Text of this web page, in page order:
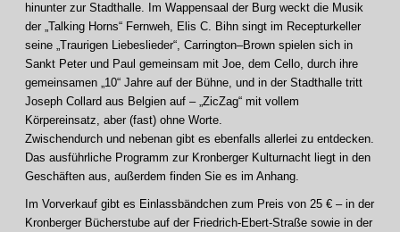
hinunter zur Stadthalle. Im Wappensaal der Burg weckt die Musik
der „Talking Horns“ Fernweh, Elis C. Bihn singt im Recepturkeller
seine „Traurigen Liebeslieder“, Carrington–Brown spielen sich in
Sankt Peter und Paul gemeinsam mit Joe, dem Cello, durch ihre
gemeinsamen „10“ Jahre auf der Bühne, und in der Stadthalle tritt
Joseph Collard aus Belgien auf – „ZicZag“ mit vollem
Körpereinsatz, aber (fast) ohne Worte.
Zwischendurch und nebenan gibt es ebenfalls allerlei zu entdecken.
Das ausführliche Programm zur Kronberger Kulturnacht liegt in den
Geschäften aus, außerdem finden Sie es im Anhang.
Im Vorverkauf gibt es Einlassbändchen zum Preis von 25 € – in der
Kronberger Bücherstube auf der Friedrich-Ebert-Straße sowie in der